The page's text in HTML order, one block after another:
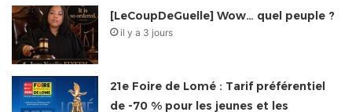
[LeCoupDeGuelle] Wow… quel peuple ?
il y a 3 jours
21e Foire de Lomé : Tarif préférentiel
de -70 % pour les jeunes et les